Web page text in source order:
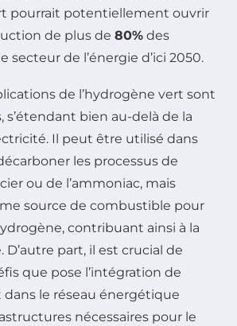
pourrait potentiellement ouvrir
de plus de 80% des
secteur de l’énergie d’ici 2050.
de l’hydrogène vert sont
s’étendant bien au-delà de la
Il peut être utilisé dans
les processus de
ou de l’ammoniac, mais
source de combustible pour
contribuant ainsi à la
part, il est crucial de
que pose l’intégration de
dans le réseau énergétique
nécessaires pour le